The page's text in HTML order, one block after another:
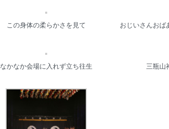
この身体の柔らかさを見て おじいさんおば
なかなか会場に入れず立ち往生 三瓶山